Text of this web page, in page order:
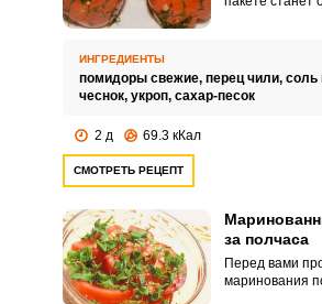
придают
пикантные
ИНГРЕДИЕНТЫ
помидоры свежие, перец чили, соль
чеснок, укроп, сахар-песок
2 д 69.3 кКал
СМОТРЕТЬ РЕЦЕПТ
за полчаса
Перед вами
маринования